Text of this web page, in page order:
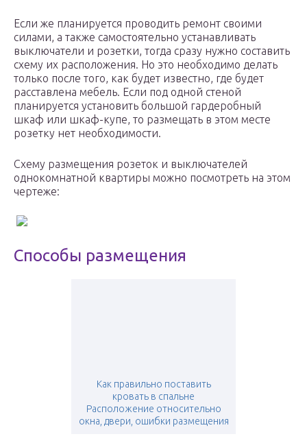
Если же планируется проводить ремонт своими
силами, а также самостоятельно устанавливать
выключатели и розетки, тогда сразу нужно составить
схему их расположения. Но это необходимо делать
только после того, как будет известно, где будет
расставлена мебель. Если под одной стеной
планируется установить большой гардеробный
шкаф или шкаф-купе, то размещать в этом месте
розетку нет необходимости.
Схему размещения розеток и выключателей
однокомнатной квартиры можно посмотреть на этом
чертеже:
Способы размещения
Как правильно поставить
кровать в спальне
Расположение относительно
окна, двери, ошибки размещения